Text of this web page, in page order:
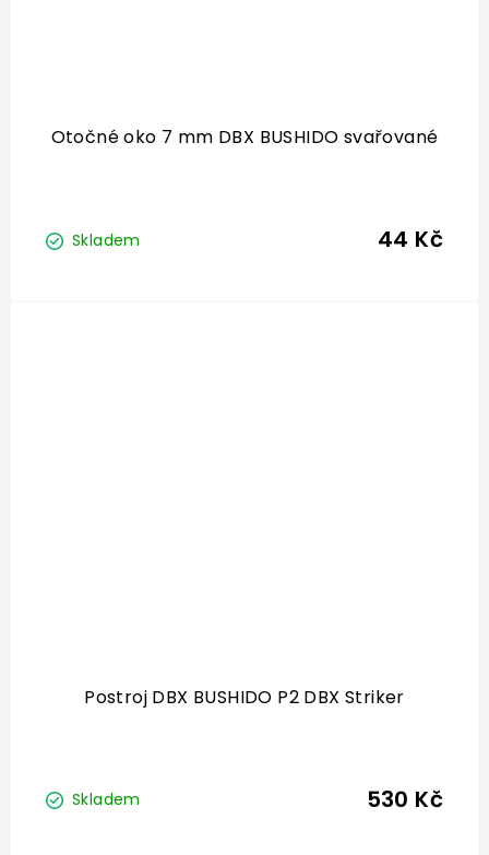
Otočné oko 7 mm DBX BUSHIDO svařované
Skladem 44 Kč
Postroj DBX BUSHIDO P2 DBX Striker
Skladem 530 Kč